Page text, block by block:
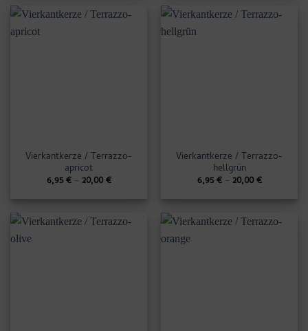
Vierkantkerze / Terrazzo-
apricot
6,95€– 20,00€
Vierkantkerze / Terrazzo-
hellgrün
6,95€– 20,00€